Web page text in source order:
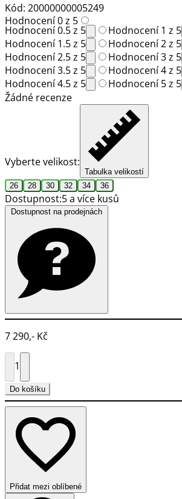
Kód: 20000000005249
Hodnocení 0 z 5
Hodnocení 0.5 z 5
Hodnocení 1 z 5
Hodnocení 1.5 z 5
Hodnocení 2 z 5
Hodnocení 2.5 z 5
Hodnocení 3 z 5
Hodnocení 3.5 z 5
Hodnocení 4 z 5
Hodnocení 4.5 z 5
Hodnocení 5 z 5
Žádné recenze
Vyberte velikost:
Tabulka velikostí
26
28 30 32 34 36
Dostupnost:5 a více kusů
7 290,- Kč
1
Do košíku
Přidat mezi oblíbené